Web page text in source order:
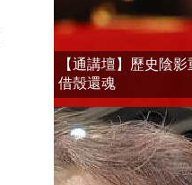
【通講壇】歷史陰
借殼還魂